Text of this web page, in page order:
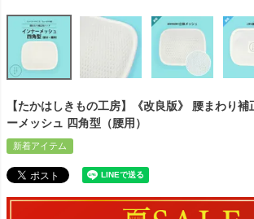
【たかはしきもの工房】《改良版》 腰まわり
ーメッシュ 四角型（腰用）
新着アイテム